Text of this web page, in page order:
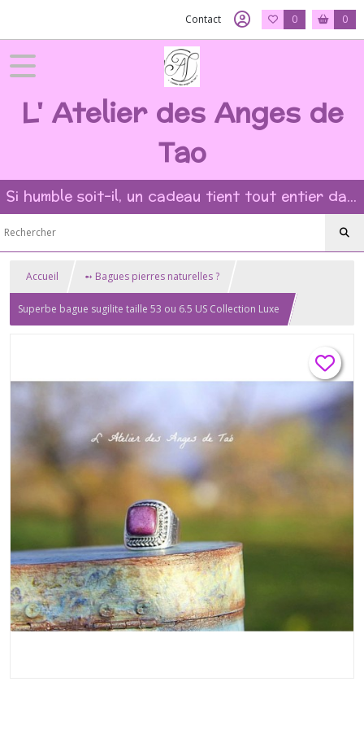
Contact 0 0
L' Atelier des Anges de
Tao
Si humble soit-il, un cadeau tient tout entier dans l'intention et la beauté du geste ?
Accueil ➻ Bagues pierres naturelles ?
Superbe bague sugilite taille 53 ou 6.5 US Collection Luxe